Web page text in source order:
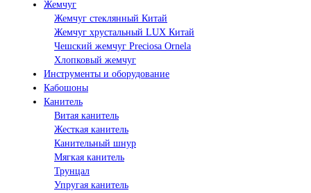
Жемчуг
Жемчуг стеклянный Китай
Жемчуг хрустальный LUX Китай
Чешский жемчуг Preciosa Ornela
Хлопковый жемчуг
Инструменты и оборудование
Кабошоны
Канитель
Витая канитель
Жесткая канитель
Канительный шнур
Мягкая канитель
Трунцал
Упругая канитель